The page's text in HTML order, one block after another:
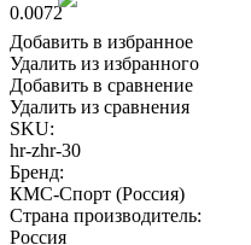
0.0072
Добавить в избранное
Удалить из избранного
Добавить в сравнение
Удалить из сравнения
SKU:
hr-zhr-30
Бренд:
КМС-Спорт (Россия)
Страна производитель:
Россия